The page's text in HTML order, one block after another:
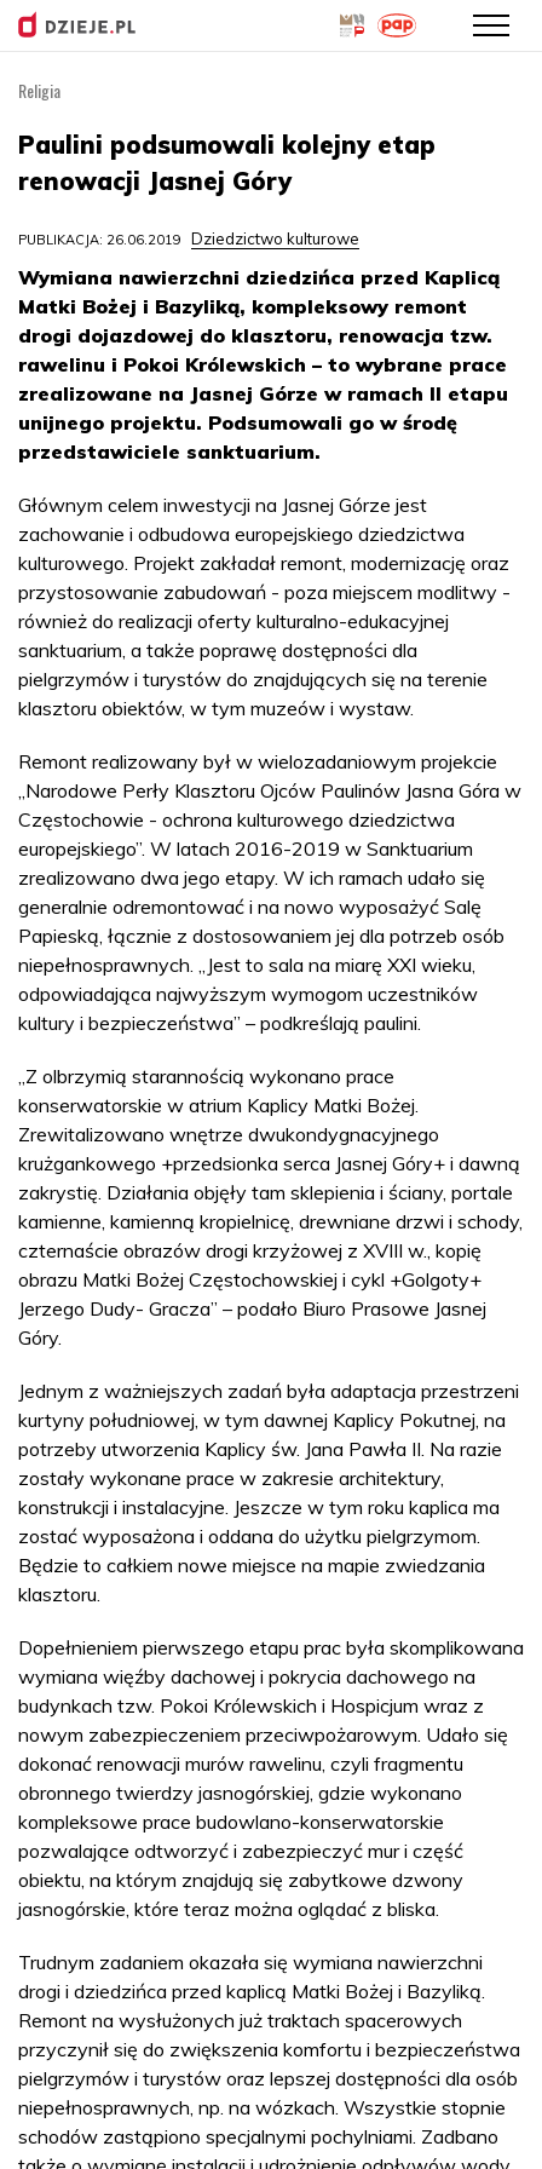
treści
Religia
Paulini podsumowali kolejny etap
renowacji Jasnej Góry
PUBLIKACJA: 26.06.2019 Dziedzictwo kulturowe
Wymiana nawierzchni dziedzińca przed Kaplicą
Matki Bożej i Bazyliką, kompleksowy remont
drogi dojazdowej do klasztoru, renowacja tzw.
rawelinu i Pokoi Królewskich – to wybrane prace
zrealizowane na Jasnej Górze w ramach II etapu
unijnego projektu. Podsumowali go w środę
przedstawiciele sanktuarium.
Głównym celem inwestycji na Jasnej Górze jest
zachowanie i odbudowa europejskiego dziedzictwa
kulturowego. Projekt zakładał remont, modernizację oraz
przystosowanie zabudowań - poza miejscem modlitwy -
również do realizacji oferty kulturalno-edukacyjnej
sanktuarium, a także poprawę dostępności dla
pielgrzymów i turystów do znajdujących się na terenie
klasztoru obiektów, w tym muzeów i wystaw.
Remont realizowany był w wielozadaniowym projekcie
„Narodowe Perły Klasztoru Ojców Paulinów Jasna Góra w
Częstochowie - ochrona kulturowego dziedzictwa
europejskiego”. W latach 2016-2019 w Sanktuarium
zrealizowano dwa jego etapy. W ich ramach udało się
generalnie odremontować i na nowo wyposażyć Salę
Papieską, łącznie z dostosowaniem jej dla potrzeb osób
niepełnosprawnych. „Jest to sala na miarę XXI wieku,
odpowiadająca najwyższym wymogom uczestników
kultury i bezpieczeństwa” – podkreślają paulini.
„Z olbrzymią starannością wykonano prace
konserwatorskie w atrium Kaplicy Matki Bożej.
Zrewitalizowano wnętrze dwukondygnacyjnego
krużgankowego +przedsionka serca Jasnej Góry+ i dawną
zakrystię. Działania objęły tam sklepienia i ściany, portale
kamienne, kamienną kropielnicę, drewniane drzwi i schody,
czternaście obrazów drogi krzyżowej z XVIII w., kopię
obrazu Matki Bożej Częstochowskiej i cykl +Golgoty+
Jerzego Dudy- Gracza” – podało Biuro Prasowe Jasnej
Góry.
Jednym z ważniejszych zadań była adaptacja przestrzeni
kurtyny południowej, w tym dawnej Kaplicy Pokutnej, na
potrzeby utworzenia Kaplicy św. Jana Pawła II. Na razie
zostały wykonane prace w zakresie architektury,
konstrukcji i instalacyjne. Jeszcze w tym roku kaplica ma
zostać wyposażona i oddana do użytku pielgrzymom.
Będzie to całkiem nowe miejsce na mapie zwiedzania
klasztoru.
Dopełnieniem pierwszego etapu prac była skomplikowana
wymiana więźby dachowej i pokrycia dachowego na
budynkach tzw. Pokoi Królewskich i Hospicjum wraz z
nowym zabezpieczeniem przeciwpożarowym. Udało się
dokonać renowacji murów rawelinu, czyli fragmentu
obronnego twierdzy jasnogórskiej, gdzie wykonano
kompleksowe prace budowlano-konserwatorskie
pozwalające odtworzyć i zabezpieczyć mur i część
obiektu, na którym znajdują się zabytkowe dzwony
jasnogórskie, które teraz można oglądać z bliska.
Trudnym zadaniem okazała się wymiana nawierzchni
drogi i dziedzińca przed kaplicą Matki Bożej i Bazyliką.
Remont na wysłużonych już traktach spacerowych
przyczynił się do zwiększenia komfortu i bezpieczeństwa
pielgrzymów i turystów oraz lepszej dostępności dla osób
niepełnosprawnych, np. na wózkach. Wszystkie stopnie
schodów zastąpiono specjalnymi pochylniami. Zadbano